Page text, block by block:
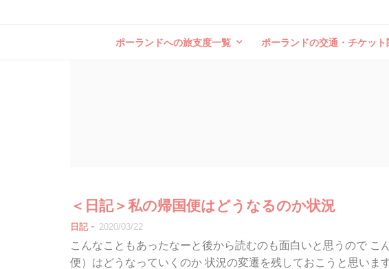
ポーランドへの旅支度一覧 ポーランドの交通・チケット
＜日記＞私の帰国便はどうなるのか状況
日記 - 2020/03/22
こんなこともあったなーと後から読むのも面白いと思うので こ
便）はどうなっていくのか 状況の変遷を残しておこうと思いま